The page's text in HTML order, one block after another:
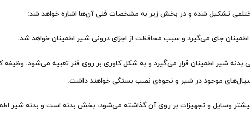
تشکیل شده و در بخش زیر به مشخصات فنی آن‌ها اشاره خواهد شد:
بدنه شیر اطمینان قرار می‌گیرد و به شکل کاوری بر روی فنر تعبیه می‌شود.
موجود در شیر و نحوه‌ی نصب بستگی خواهند داشت.